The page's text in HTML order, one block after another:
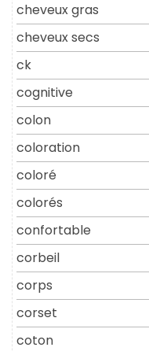
cheveux gras
cheveux secs
ck
cognitive
colon
coloration
coloré
colorés
confortable
corbeil
corps
corset
coton